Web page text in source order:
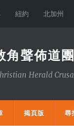
紐約 北加州
角聲佈道
Herald
揭頁版 尋